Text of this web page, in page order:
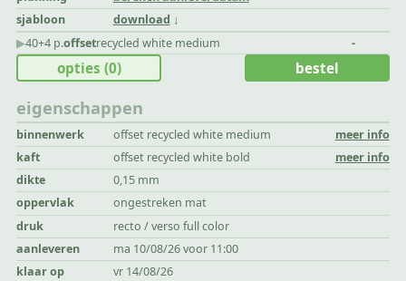
sjabloon
download
▶︎40+4 p.offsetrecycled white medium -
eigenschappen
binnenwerk offset recycled white medium
meer info
kaft
offset recycled white bold
meer info
dikte
0,15 mm
oppervlak
ongestreken mat
druk
recto / verso full color
aanleveren
ma 10/08/26 voor 11:00
klaar op
vr 14/08/26
opties (0) bestel